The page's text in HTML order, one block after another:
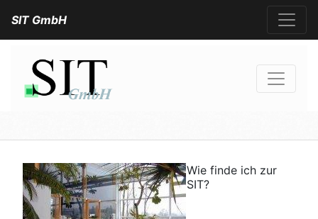
SIT GmbH
Wie finde ich zur
SIT?